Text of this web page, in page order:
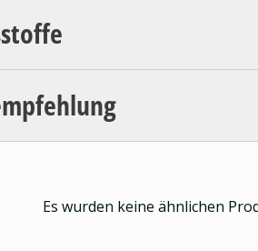
Es wurden keine ähnlichen